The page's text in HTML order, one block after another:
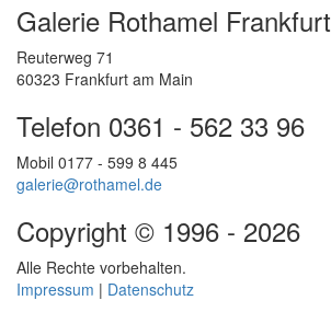
Galerie Rothamel Frankfurt
Reuterweg 71
60323 Frankfurt am Main
Telefon 0361 - 562 33 96
Mobil 0177 - 599 8 445
galerie@rothamel.de
Copyright © 1996 - 2026
Alle Rechte vorbehalten.
Impressum | Datenschutz